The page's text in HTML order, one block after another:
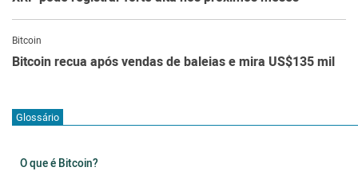
Bitcoin
Bitcoin recua após vendas de baleias e mira US$135 mil
Glossário
O que é Bitcoin?